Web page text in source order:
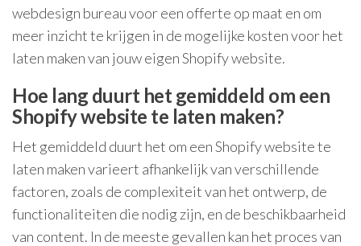
webdesign bureau voor een offerte op maat en om
meer inzicht te krijgen in de mogelijke kosten voor het
laten maken van jouw eigen Shopify website.
Hoe lang duurt het gemiddeld om een
Shopify website te laten maken?
Het gemiddeld duurt het om een Shopify website te
laten maken varieert afhankelijk van verschillende
factoren, zoals de complexiteit van het ontwerp, de
functionaliteiten die nodig zijn, en de beschikbaarheid
van content. In de meeste gevallen kan het proces van